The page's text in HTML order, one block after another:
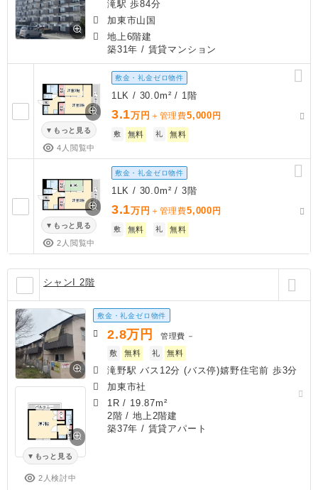
滝駅 歩84分
加東市山国
地上6階建
築31年 / 賃貸マンション
もっと見る
4人閲覧中
敷金・礼金ゼロ物件
1LK / 30.0m² / 1階
3.1万円 ＋管理費5,000 円
敷 無料 礼 無料
もっと見る
2人閲覧中
敷金・礼金ゼロ物件
1LK / 30.0m² / 3階
3.1万円 ＋管理費5,000 円
敷 無料 礼 無料
シャンI 2階
もっと見る
2人検討中
敷金・礼金ゼロ物件
2.8万円 管理費 －
敷
無料 礼 無料
滝野駅 バス12分 (バス停)嬉野住宅前 歩3分
加東市社
1R / 19.87m²
2階 / 地上2階建
築37年 / 賃貸アパート